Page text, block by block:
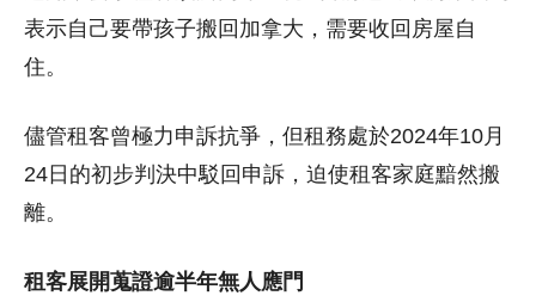
表示自己要帶孩子搬回加拿大，需要收回房屋自
住。
儘管租客曾極力申訴抗爭，但租務處於2024年10月
24日的初步判決中駁回申訴，迫使租客家庭黯然搬
離。
租客展開蒐證逾半年無人應門